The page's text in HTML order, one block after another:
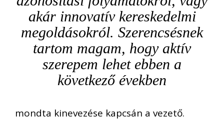
akár innovatív kereskedelmi
megoldásokról. Szerencsésnek
tartom magam, hogy aktív
szerepem lehet ebben a
következő években
mondta kinevezése kapcsán a vezető.